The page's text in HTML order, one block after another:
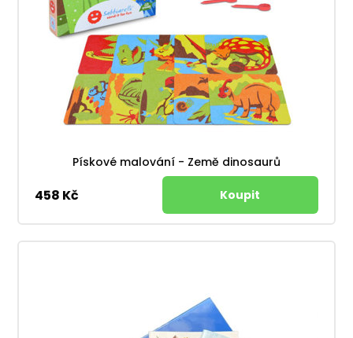
Pískové malování - Země dinosaurů
458 Kč